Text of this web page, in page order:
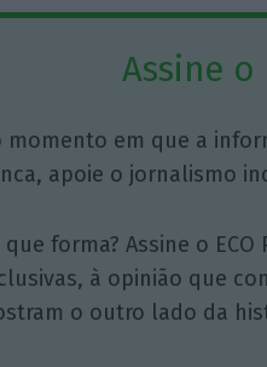
Assine o
momento em que a
apoie o jornalismo
que forma? Assine o
à opinião que
o outro lado da